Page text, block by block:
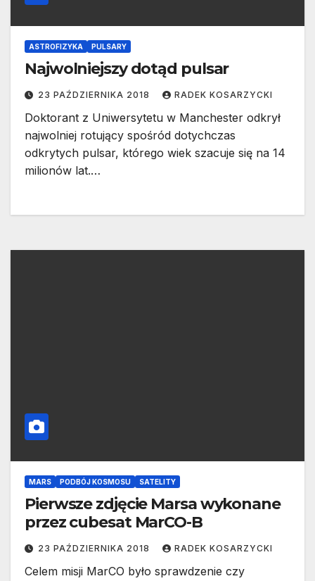
ASTROFIZYKA PULSARY
Najwolniejszy dotąd pulsar
23 PAŹDZIERNIKA 2018 RADEK KOSARZYCKI
Doktorant z Uniwersytetu w Manchester odkrył
najwolniej rotujący spośród dotychczas
odkrytych pulsar, którego wiek szacuje się na 14
milionów lat.…
MARS PODBÓJ KOSMOSU SATELITY
Pierwsze zdjęcie Marsa wykonane
przez cubesat MarCO-B
23 PAŹDZIERNIKA 2018 RADEK KOSARZYCKI
Celem misji MarCO było sprawdzenie czy